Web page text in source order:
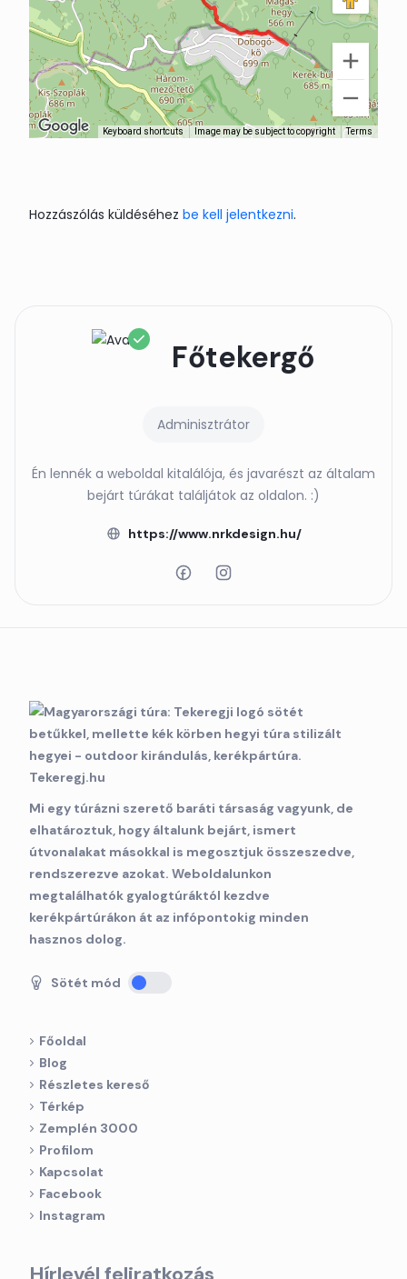
Keyboard shortcuts Image may be subject to copyright Terms
Főtekergő
Adminisztrátor
Én lennék a weboldal kitalálója, és javarészt az általam
bejárt túrákat találjátok az oldalon. :)
https://www.nrkdesign.hu/
Hozzászólás küldéséhez be kell jelentkezni.
Mi egy túrázni szerető baráti társaság vagyunk, de
elhatároztuk, hogy általunk bejárt, ismert
útvonalakat másokkal is megosztjuk összeszedve,
rendszerezve azokat. Weboldalunkon
megtalálhatók gyalogtúráktól kezdve
kerékpártúrákon át az infópontokig minden
hasznos dolog.
Sötét mód
Főoldal
Blog
Részletes kereső
Térkép
Zemplén 3000
Profilom
Kapcsolat
Facebook
Instagram